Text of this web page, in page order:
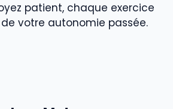
patient, chaque exercice
votre autonomie passée.